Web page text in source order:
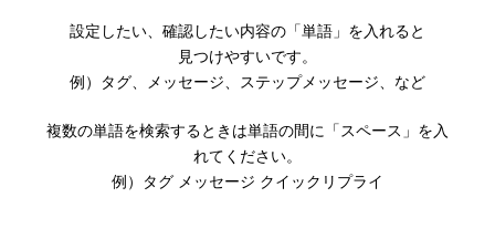
設定したい、確認したい内容の「単語」を入れると
見つけやすいです。
例）タグ、メッセージ、ステップメッセージ、など
複数の単語を検索するときは単語の間に「スペース」を入
れてください。
例）タグ メッセージ クイックリプライ